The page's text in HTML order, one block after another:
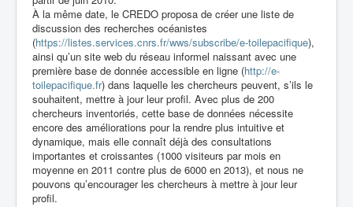
À la même date, le CREDO proposa de créer une liste de
discussion des recherches océanistes
(https://listes.services.cnrs.fr/wws/subscribe/e-toilepacifique),
ainsi qu’un site web du réseau informel naissant avec une
première base de donnée accessible en ligne (http://e-
toilepacifique.fr) dans laquelle les chercheurs peuvent, s’ils le
souhaitent, mettre à jour leur profil. Avec plus de 200
chercheurs inventoriés, cette base de données nécessite
encore des améliorations pour la rendre plus intuitive et
dynamique, mais elle connaît déjà des consultations
importantes et croissantes (1000 visiteurs par mois en
moyenne en 2011 contre plus de 6000 en 2013), et nous ne
pouvons qu’encourager les chercheurs à mettre à jour leur
profil.